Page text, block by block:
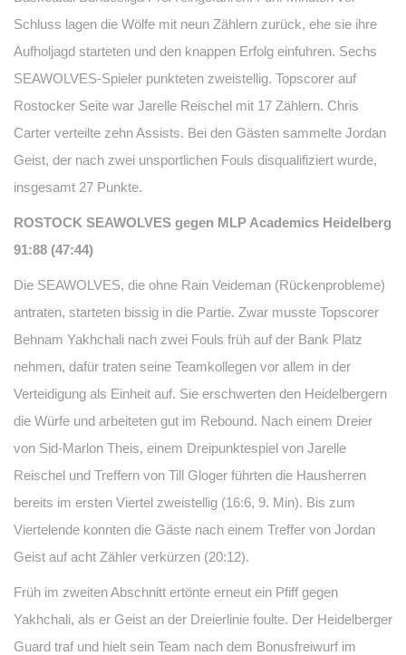
Schluss lagen die Wölfe mit neun Zählern zurück, ehe sie ihre
Aufholjagd starteten und den knappen Erfolg einfuhren. Sechs
SEAWOLVES-Spieler punkteten zweistellig. Topscorer auf
Rostocker Seite war Jarelle Reischel mit 17 Zählern. Chris
Carter verteilte zehn Assists. Bei den Gästen sammelte Jordan
Geist, der nach zwei unsportlichen Fouls disqualifiziert wurde,
insgesamt 27 Punkte.
ROSTOCK SEAWOLVES gegen MLP Academics Heidelberg
91:88 (47:44)
Die SEAWOLVES, die ohne Rain Veideman (Rückenprobleme)
antraten, starteten bissig in die Partie. Zwar musste Topscorer
Behnam Yakhchali nach zwei Fouls früh auf der Bank Platz
nehmen, dafür traten seine Teamkollegen vor allem in der
Verteidigung als Einheit auf. Sie erschwerten den Heidelbergern
die Würfe und arbeiteten gut im Rebound. Nach einem Dreier
von Sid-Marlon Theis, einem Dreipunktespiel von Jarelle
Reischel und Treffern von Till Gloger führten die Hausherren
bereits im ersten Viertel zweistellig (16:6, 9. Min). Bis zum
Viertelende konnten die Gäste nach einem Treffer von Jordan
Geist auf acht Zähler verkürzen (20:12).
Früh im zweiten Abschnitt ertönte erneut ein Pfiff gegen
Yakhchali, als er Geist an der Dreierlinie foulte. Der Heidelberger
Guard traf und hielt sein Team nach dem Bonusfreiwurf im